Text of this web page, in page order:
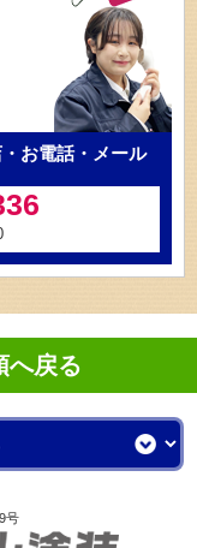
お電話・メール
へ戻る
号